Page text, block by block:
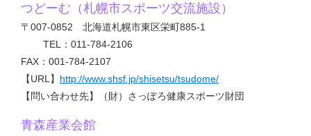
つどーむ（札幌市スポーツ交流施設）
〒007-0852 北海道札幌市東区栄町885-1
TEL：011-784-2106
FAX：001-784-2107
【URL】 http://www.shsf.jp/shisetsu/tsudome/
【問い合わせ先】（財）さっぽろ健康スポーツ財団
青森産業会館